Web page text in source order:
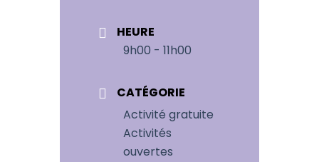
HEURE
9h00 - 11h00
CATÉGORIE
Activité gratuite
Activités
ouvertes